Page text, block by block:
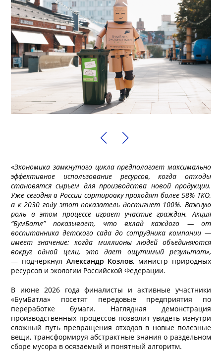
«Экономика замкнутого цикла предполагает максимально
эффективное использование ресурсов, когда отходы
становятся сырьем для производства новой продукции.
Уже сегодня в России сортировку проходят более 58% ТКО,
а к 2030 году этот показатель достигнет 100%. Важную
роль в этом процессе играет участие граждан. Акция
“БумБатл” показывает, что вклад каждого — от
воспитанника детского сада до сотрудника компании —
имеет значение: когда миллионы людей объединяются
вокруг одной цели, это дает ощутимый результат»,
— подчеркнул Александр Козлов, министр природных
ресурсов и экологии Российской Федерации.
В июне 2026 года финалисты и активные участники
«БумБатла» посетят передовые предприятия по
переработке бумаги. Наглядная демонстрация
производственных процессов позволит увидеть изнутри
сложный путь превращения отходов в новые полезные
вещи, трансформируя абстрактные знания о раздельном
сборе мусора в осязаемый и понятный алгоритм.